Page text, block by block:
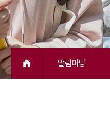
알림마당